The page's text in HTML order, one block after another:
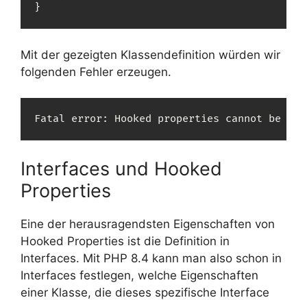
}
Mit der gezeigten Klassendefinition würden wir
folgenden Fehler erzeugen.
Fatal error: Hooked properties cannot be
Interfaces und Hooked
Properties
Eine der herausragendsten Eigenschaften von
Hooked Properties ist die Definition in
Interfaces. Mit PHP 8.4 kann man also schon in
Interfaces festlegen, welche Eigenschaften
einer Klasse, die dieses spezifische Interface